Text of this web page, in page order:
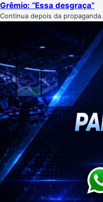
Grêmio: “Essa desgraça”
Continua depois da propaganda.